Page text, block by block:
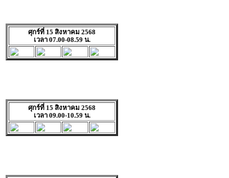
ศุกร์ที่ 15 สิงหาคม 2568
เวลา 07.00-08.59 น.
ศุกร์ที่ 15 สิงหาคม 2568
เวลา 09.00-10.59 น.